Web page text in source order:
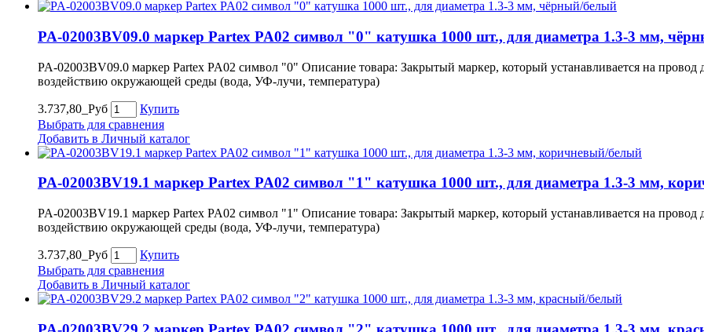
PA-02003BV09.0 маркер Partex PA02 символ "0" катушка 1000 шт., для диаметра 1.3-3 мм,
PA-02003BV09.0 маркер Partex PA02 символ "0" Описание товара: Закрытый маркер, который устанавливается на
воздействию окружающей среды (вода, УФ-лучи, температура)
3.737,80_Руб
Купить
Выбрать для сравнения
Добавить в Личный каталог
PA-02003BV19.1 маркер Partex PA02 символ "1" катушка 1000 шт., для диаметра 1.3-3 мм,
PA-02003BV19.1 маркер Partex PA02 символ "1" Описание товара: Закрытый маркер, который устанавливается на
воздействию окружающей среды (вода, УФ-лучи, температура)
3.737,80_Руб
Купить
Выбрать для сравнения
Добавить в Личный каталог